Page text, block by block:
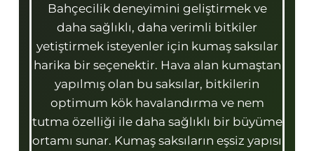
Bahçecilik deneyimini geliştirmek ve
daha sağlıklı, daha verimli bitkiler
yetiştirmek isteyenler için kumaş saksılar
harika bir seçenektir. Hava alan kumaştan
yapılmış olan bu saksılar, bitkilerin
optimum kök havalandırma ve nem
tutma özelliği ile daha sağlıklı bir büyüme
ortamı sunar. Kumaş saksıların eşsiz yapısı